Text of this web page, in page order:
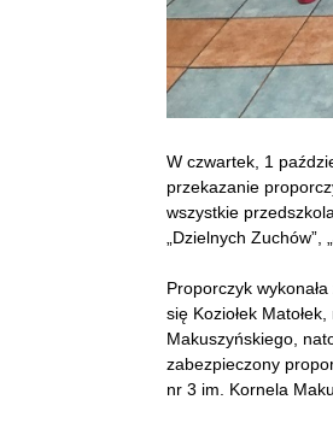
W czwartek, 1
przekazanie
wszystkie
„Dzielnych Zuchów”,
Proporczyk
się Koziołek
Makuszyńskiego,
zabezpieczony
nr 3 im. Kornela